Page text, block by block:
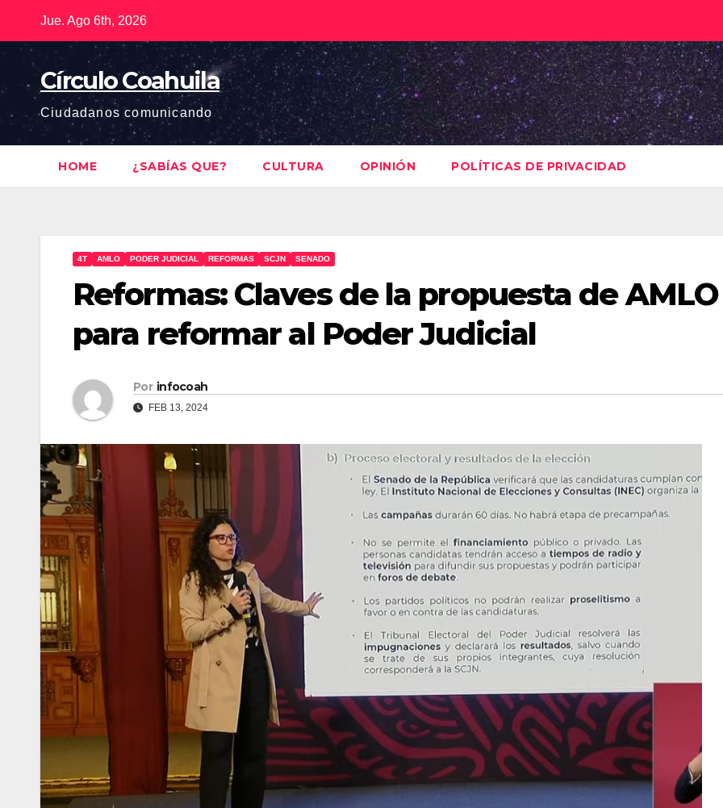
Jue. Ago 6th, 2026
Círculo Coahuila
Ciudadanos comunicando
HOME ¿SABÍAS QUE? CULTURA OPINIÓN POLÍTICAS DE PRIVACIDAD
4T AMLO PODER JUDICIAL REFORMAS SCJN SENADO
Reformas: Claves de la propuesta de AMLO
para reformar al Poder Judicial
Por infocoah
FEB 13, 2024